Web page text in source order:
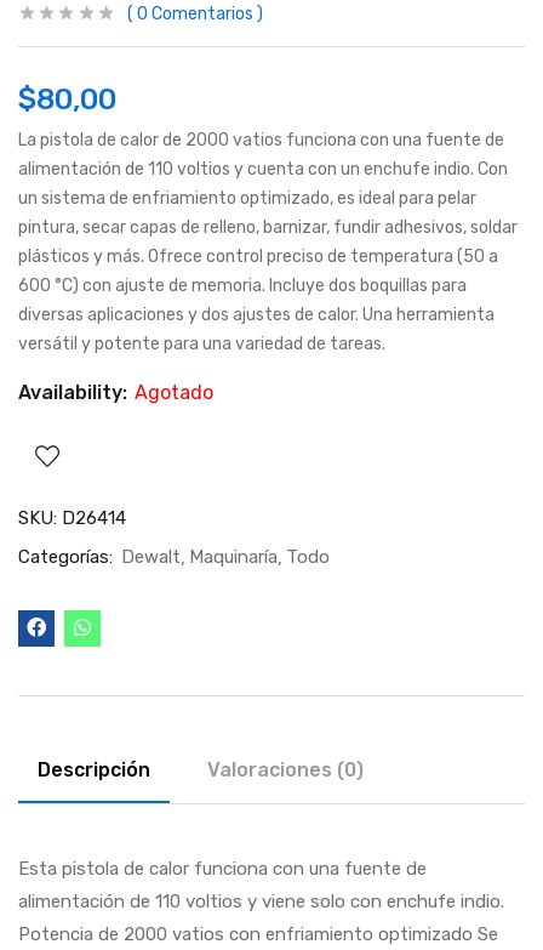
0 Comentarios
$80,00
La pistola de calor de 2000 vatios funciona con una fuente de
alimentación de 110 voltios y cuenta con un enchufe indio. Con
un sistema de enfriamiento optimizado, es ideal para pelar
pintura, secar capas de relleno, barnizar, fundir adhesivos, soldar
plásticos y más. Ofrece control preciso de temperatura (50 a
600 °C) con ajuste de memoria. Incluye dos boquillas para
diversas aplicaciones y dos ajustes de calor. Una herramienta
versátil y potente para una variedad de tareas.
Availability: Agotado
SKU: D26414
Categorías: Dewalt Maquinaría Todo
Descripción Valoraciones (0)
Esta pistola de calor funciona con una fuente de
alimentación de 110 voltios y viene solo con enchufe indio.
Potencia de 2000 vatios con enfriamiento optimizado Se